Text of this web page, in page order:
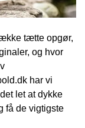
tætte opgør,
og hvor
har vi
let at dykke
få de vigtigste